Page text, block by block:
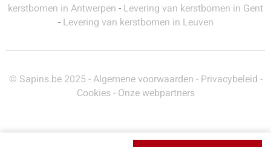
kerstbomen in Antwerpen - Levering van kerstbomen in Gent
- Levering van kerstbomen in Leuven
© Sapins.be 2025 - Algemene voorwaarden - Privacybeleid -
Cookies- Onze webpartners